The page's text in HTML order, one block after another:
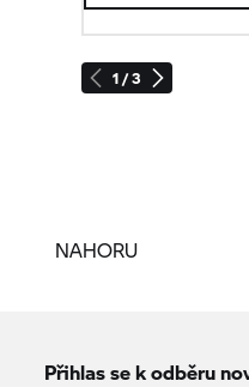
1 / 3
NAHORU
Přihlas se k odběru